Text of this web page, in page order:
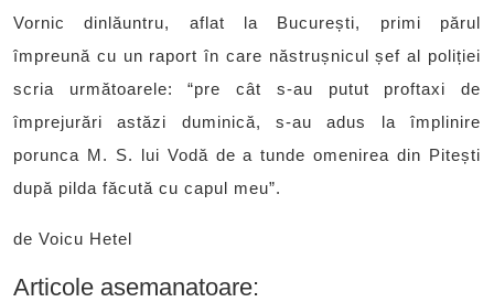
Vornic dinlăuntru, aflat la București, primi părul
împreună cu un raport în care năstrușnicul șef al poliției
scria următoarele: “pre cât s-au putut proftaxi de
împrejurări astăzi duminică, s-au adus la împlinire
porunca M. S. lui Vodă de a tunde omenirea din Pitești
după pilda făcută cu capul meu”.
de Voicu Hetel
Articole asemanatoare: